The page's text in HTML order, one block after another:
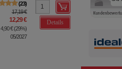
23
17,19 €
12,29 €
4,90 €(29%)
05/2027
Details